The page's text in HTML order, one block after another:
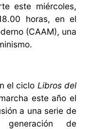
este miércoles,
horas, en el
(CAAM), una
el ciclo Libros del
este año el
a una serie de
de